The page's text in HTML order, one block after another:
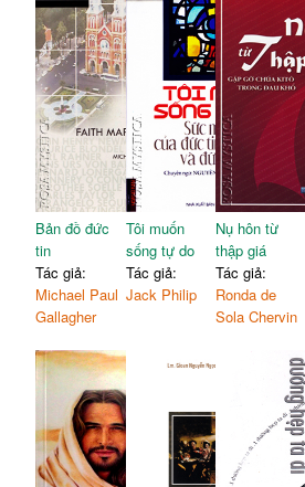
Bản đồ đức
tin
Tác giả:
Michael Paul
Gallagher
Tôi muốn
sống tự do
Tác giả:
Jack Philip
Nụ hôn từ
thập giá
Tác giả:
Ronda de
Sola Chervin